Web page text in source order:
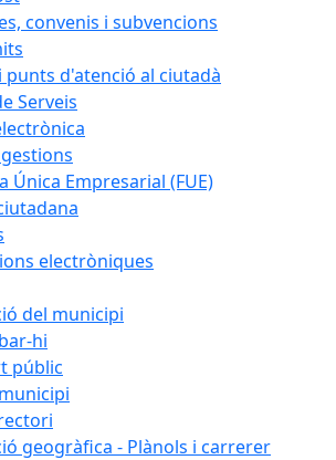
convenis i subvencions
punts d'atenció al ciutadà
Serveis
Única Empresarial (FUE)
electròniques
del municipi
hi
públic
geogràfica - Plànols i carrerer